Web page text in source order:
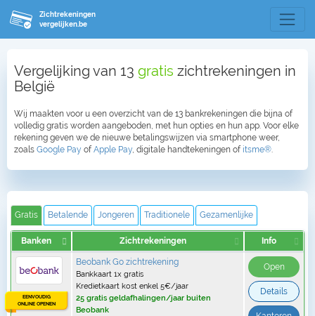
Zichtrekeningen
vergelijken.be
Vergelijking van 13 gratis zichtrekeningen in
België
Wij maakten voor u een overzicht van de 13 bankrekeningen die bijna of
volledig gratis worden aangeboden, met hun opties en hun app. Voor elke
rekening geven we de nieuwe betalingswijzen via smartphone weer,
zoals Google Pay of Apple Pay, digitale handtekeningen of itsme®.
Gratis Betalende Jongeren Traditionele Gezamenlijke
Banken Zichtrekeningen Info
EENVOUDIG
ONLINE OPENEN
Beobank Go zichtrekening
Bankkaart 1x gratis
Kredietkaart kost enkel 5€/jaar
25 gratis geldafhalingen/jaar buiten
Beobank
Open
Details